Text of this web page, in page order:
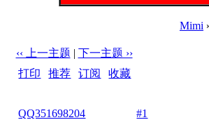
Mimi
‹‹ 上一主题 | 下一主题 ››
打印 |推荐 |订阅 |收藏
QQ351698204
#1